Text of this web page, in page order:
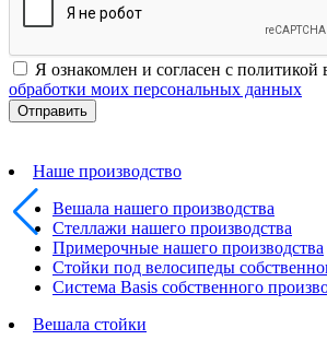
Я ознакомлен и согласен с
обработки моих персональных данных
Наше производство
Вешала нашего производства
Стеллажи нашего производства
Примерочные нашего производства
Стойки под велосипеды
Система Basis собственного
Вешала стойки